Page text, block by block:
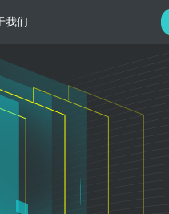
租用 香港机柜租用
我们